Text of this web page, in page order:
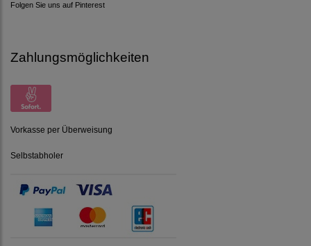
Folgen Sie uns auf Pinterest
Zahlungsmöglichkeiten
Vorkasse per Überweisung
Selbstabholer